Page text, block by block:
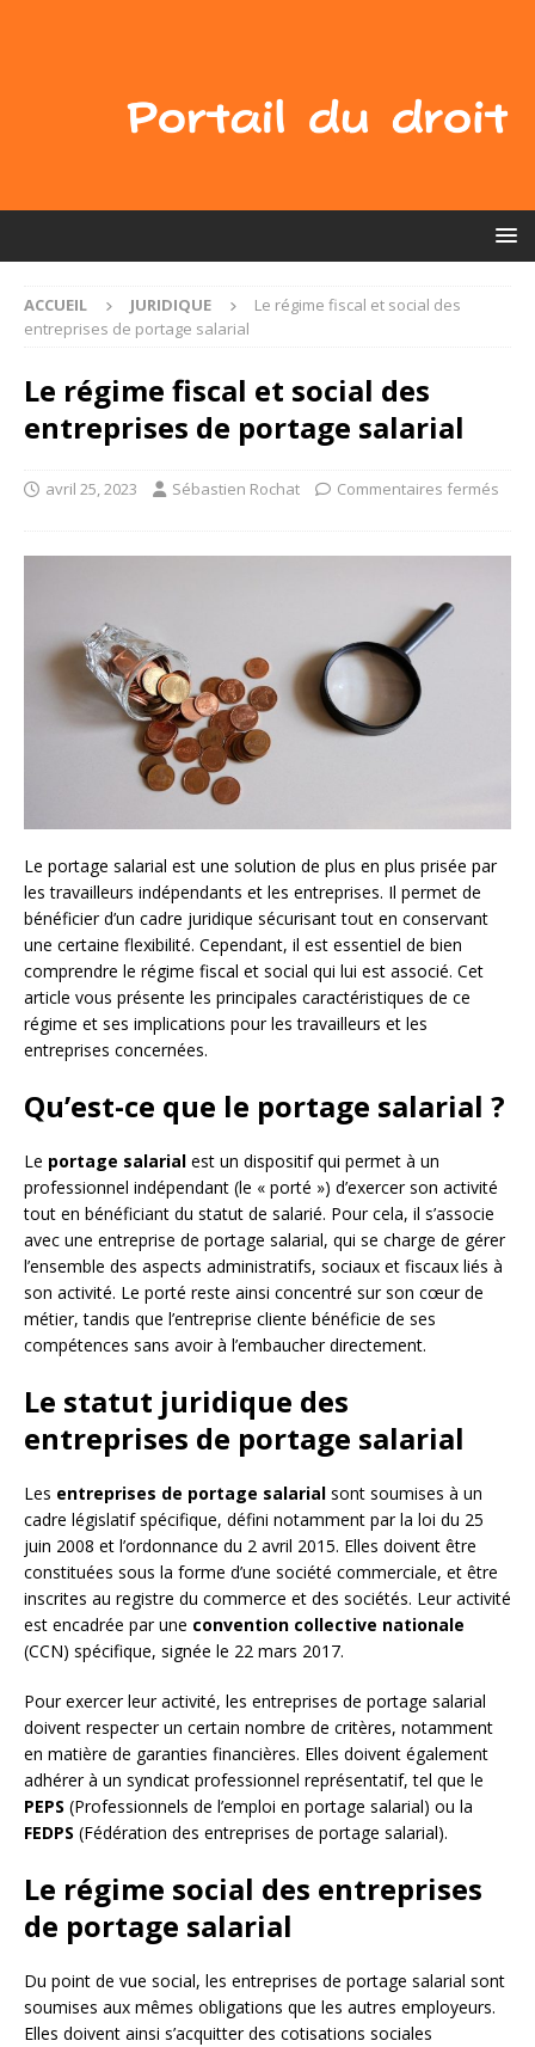
ACCUEIL JURIDIQUE
Le régime fiscal et social des
entreprises de portage salarial
Le régime fiscal et social des
entreprises de portage salarial
avril 25, 2023 Sébastien Rochat Commentaires fermés
Le portage salarial est une solution de plus en plus prisée par
les travailleurs indépendants et les entreprises. Il permet de
bénéficier d’un cadre juridique sécurisant tout en conservant
une certaine flexibilité. Cependant, il est essentiel de bien
comprendre le régime fiscal et social qui lui est associé. Cet
article vous présente les principales caractéristiques de ce
régime et ses implications pour les travailleurs et les
entreprises concernées.
Qu’est-ce que le portage salarial ?
Le portage salarial est un dispositif qui permet à un
professionnel indépendant (le « porté ») d’exercer son activité
tout en bénéficiant du statut de salarié. Pour cela, il s’associe
avec une entreprise de portage salarial, qui se charge de gérer
l’ensemble des aspects administratifs, sociaux et fiscaux liés à
son activité. Le porté reste ainsi concentré sur son cœur de
métier, tandis que l’entreprise cliente bénéficie de ses
compétences sans avoir à l’embaucher directement.
Le statut juridique des
entreprises de portage salarial
Les entreprises de portage salarial sont soumises à un
cadre législatif spécifique, défini notamment par la loi du 25
juin 2008 et l’ordonnance du 2 avril 2015. Elles doivent être
constituées sous la forme d’une société commerciale, et être
inscrites au registre du commerce et des sociétés. Leur activité
est encadrée par une convention collective nationale
(CCN) spécifique, signée le 22 mars 2017.
Pour exercer leur activité, les entreprises de portage salarial
doivent respecter un certain nombre de critères, notamment
en matière de garanties financières. Elles doivent également
adhérer à un syndicat professionnel représentatif, tel que le
PEPS (Professionnels de l’emploi en portage salarial) ou la
FEDPS (Fédération des entreprises de portage salarial).
Le régime social des entreprises
de portage salarial
Du point de vue social, les entreprises de portage salarial sont
soumises aux mêmes obligations que les autres employeurs.
Elles doivent ainsi s’acquitter des cotisations sociales